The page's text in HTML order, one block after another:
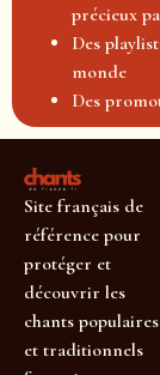
précieux
Des
monde
Des
Site français de
référence pour
protéger et
découvrir les
chants populaires
et traditionnels